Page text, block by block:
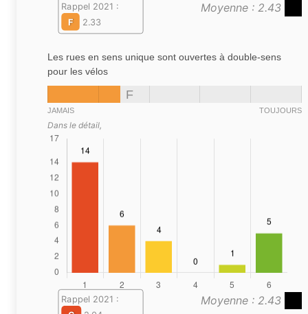
Moyenne : 2.43
Rappel 2021 :
F
2.33
Les rues en sens unique sont ouvertes à double-sens
pour les vélos
F
JAMAIS TOUJOURS
Dans le détail,
Moyenne : 2.43
Rappel 2021 :